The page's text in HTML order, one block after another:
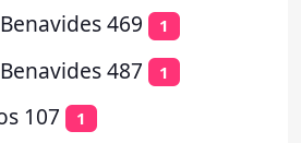
469 1
487 1
107 1